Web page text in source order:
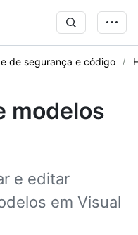
de segurança e código
modelos
e editar
em Visual